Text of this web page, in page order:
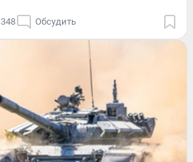
348 Обсудить